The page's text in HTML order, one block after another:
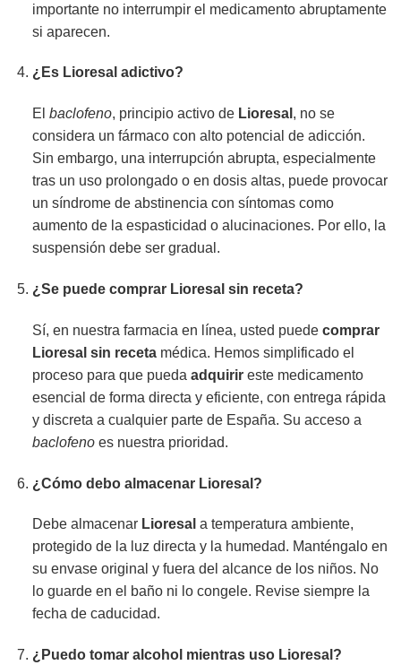
importante no interrumpir el medicamento abruptamente
si aparecen.
¿Es Lioresal adictivo?
El baclofeno, principio activo de Lioresal , no se
considera un fármaco con alto potencial de adicción.
Sin embargo, una interrupción abrupta, especialmente
tras un uso prolongado o en dosis altas, puede provocar
un síndrome de abstinencia con síntomas como
aumento de la espasticidad o alucinaciones. Por ello, la
suspensión debe ser gradual.
¿Se puede comprar Lioresal sin receta?
Sí, en nuestra farmacia en línea, usted puede comprar
Lioresal sin recetamédica. Hemos simplificado el
proceso para que pueda adquirireste medicamento
esencial de forma directa y eficiente, con entrega rápida
y discreta a cualquier parte de España. Su acceso a
baclofenoes nuestra prioridad.
¿Cómo debo almacenar Lioresal?
Debe almacenar Lioresal a temperatura ambiente,
protegido de la luz directa y la humedad. Manténgalo en
su envase original y fuera del alcance de los niños. No
lo guarde en el baño ni lo congele. Revise siempre la
fecha de caducidad.
¿Puedo tomar alcohol mientras uso Lioresal?